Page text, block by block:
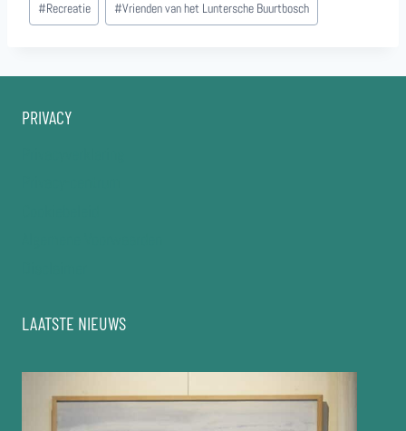
#Recreatie #Vrienden van het Luntersche Buurtbosch
PRIVACY
LAATSTE NIEUWS